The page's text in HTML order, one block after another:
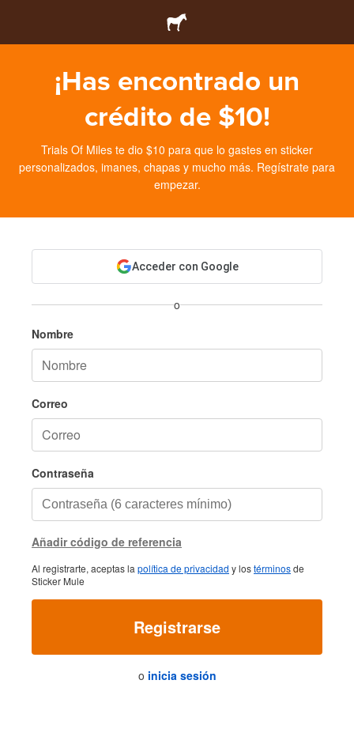
¡Has encontrado un
crédito de $10!
Trials Of Miles te dio $10 para que lo gastes en sticker
personalizados, imanes, chapas y mucho más. Regístrate para
empezar.
Acceder con Google
o
Nombre
Correo
Contraseña
Añadir código de referencia
Al registrarte, aceptas la política de privacidad y lostérminosde
Sticker Mule
Registrarse
o inicia sesión